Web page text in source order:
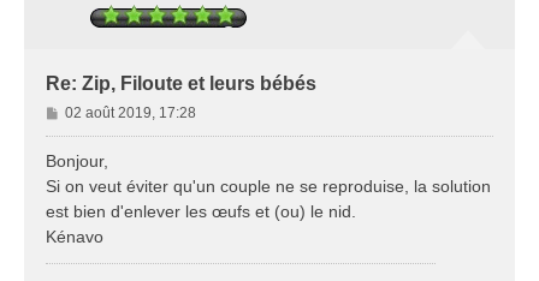
Re: Zip, Filoute et leurs bébés
M
e
a
g
e
02 août 2019, 17:28
Bonjour,
Si on veut éviter qu'un couple ne se reproduise, la solution
est bien d'enlever les œufs et (ou) le nid.
Kénavo